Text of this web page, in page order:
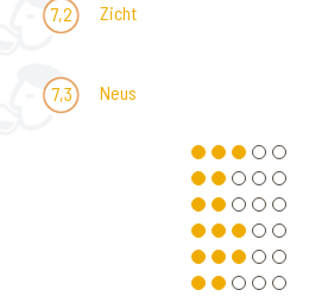
7,2 Zicht
7,3 Neus